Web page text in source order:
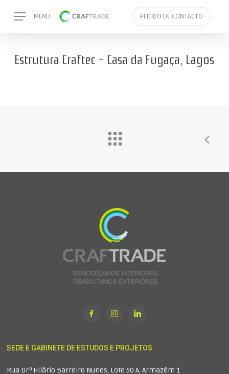
content
MENU PEDIDO DE CONTACTO
Estrutura Craftec – Casa da Fugaça, Lagos
SEDE E GABINETE DE ESTUDOS E PROJETOS
Rua Dr.º Hilário Barreiro Nunes, Lote 50 A, Armazém 1